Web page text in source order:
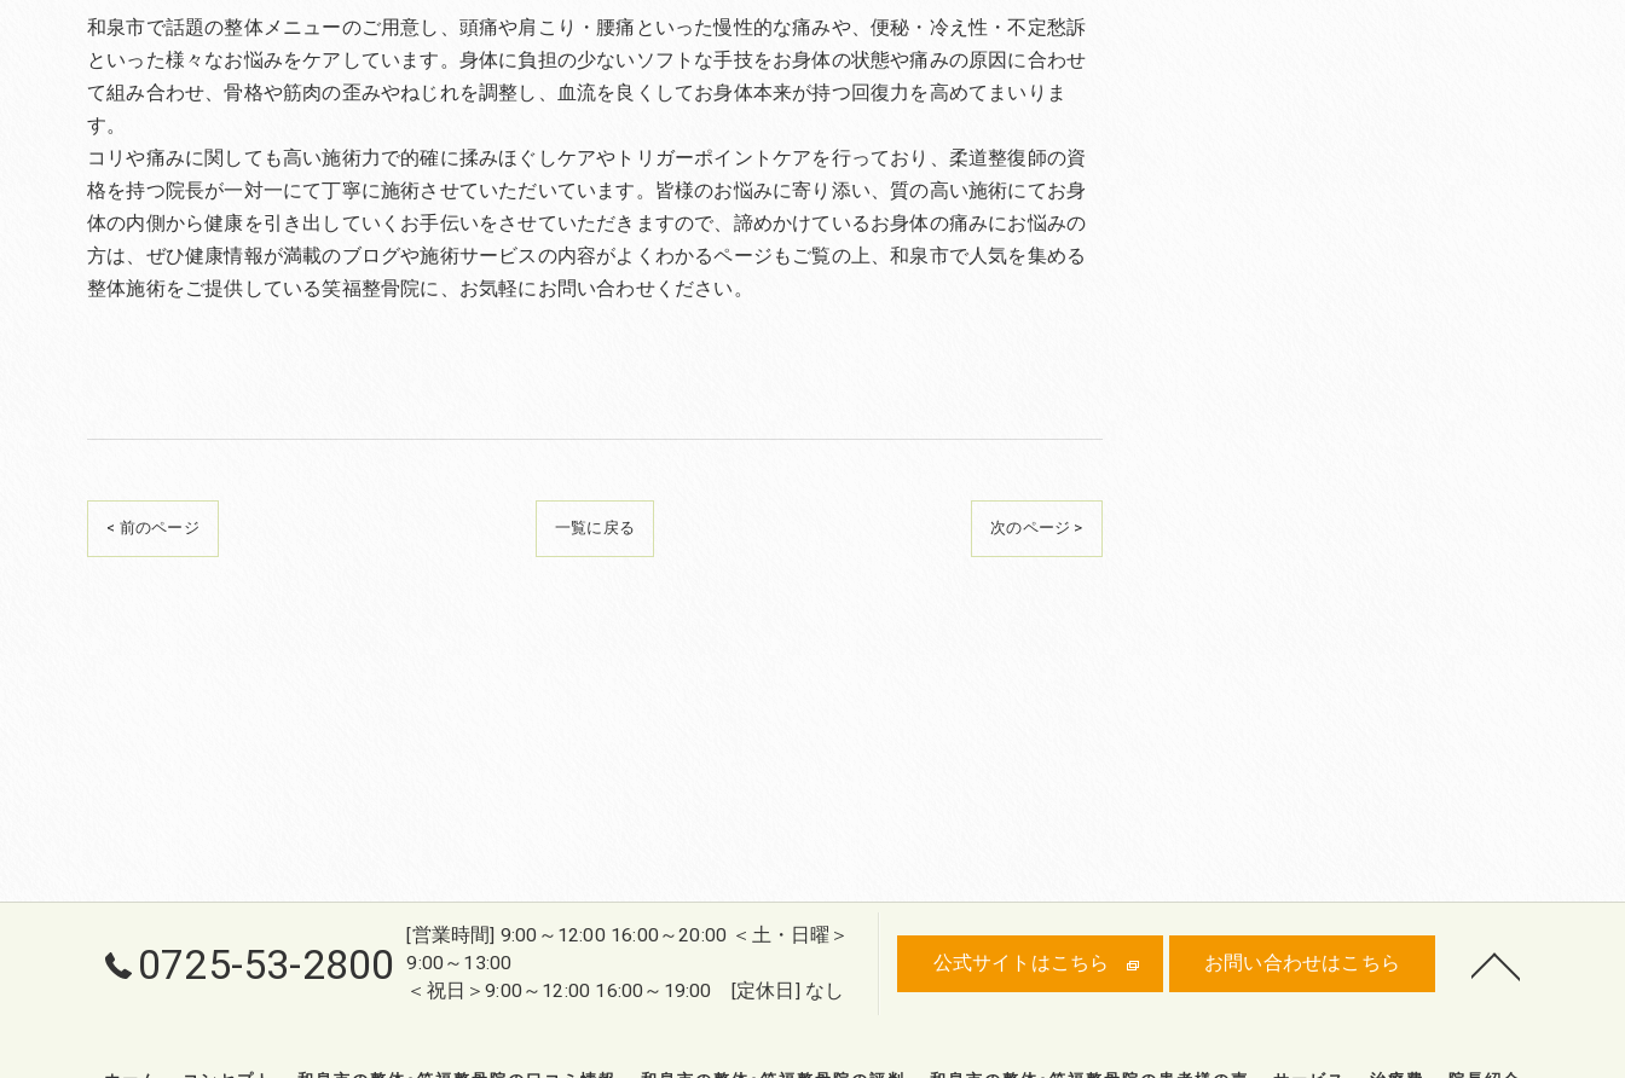
和泉市で話題の整体メニューのご用意し、頭痛や肩こり・腰痛といった慢性的な痛みや、便秘・冷え性・不定愁訴
といった様々なお悩みをケアしています。身体に負担の少ないソフトな手技をお身体の状態や痛みの原因に合わせ
て組み合わせ、骨格や筋肉の歪みやねじれを調整し、血流を良くしてお身体本来が持つ回復力を高めてまいりま
す。
コリや痛みに関しても高い施術力で的確に揉みほぐしケアやトリガーポイントケアを行っており、柔道整復師の資
格を持つ院長が一対一にて丁寧に施術させていただいています。皆様のお悩みに寄り添い、質の高い施術にてお身
体の内側から健康を引き出していくお手伝いをさせていただきますので、諦めかけているお身体の痛みにお悩みの
方は、ぜひ健康情報が満載のブログや施術サービスの内容がよくわかるページもご覧の上、和泉市で人気を集める
整体施術をご提供している笑福整骨院に、お気軽にお問い合わせください。
< 前のページ 一覧に戻る 次のページ >
0725-53-2800
[営業時間] 9:00～12:00 16:00～20:00 ＜土・日曜＞
9:00～13:00
＜祝日＞9:00～12:00 16:00～19:00 [定休日] なし
公式サイトはこちら お問い合わせはこちら